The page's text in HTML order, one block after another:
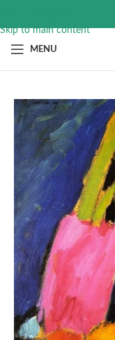
Skip to main content
MENU